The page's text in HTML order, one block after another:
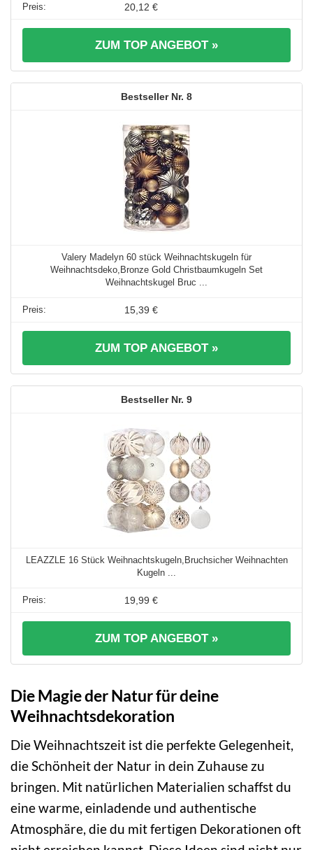
20,12 €
ZUM TOP ANGEBOT »
8
Valery Madelyn 60 stück Weihnachtskugeln für
Weihnachtsdeko,Bronze Gold Christbaumkugeln Set
Weihnachtskugel Bruc ...
15,39 €
ZUM TOP ANGEBOT »
9
LEAZZLE 16 Stück Weihnachtskugeln,Bruchsicher Weihnachten
Kugeln ...
19,99 €
ZUM TOP ANGEBOT »
Die Magie der Natur für deine
Weihnachtsdekoration
Die Weihnachtszeit ist die perfekte Gelegenheit,
die Schönheit der Natur in dein Zuhause zu
bringen. Mit natürlichen Materialien schaffst du
eine warme, einladende und authentische
Atmosphäre, die du mit fertigen Dekorationen oft